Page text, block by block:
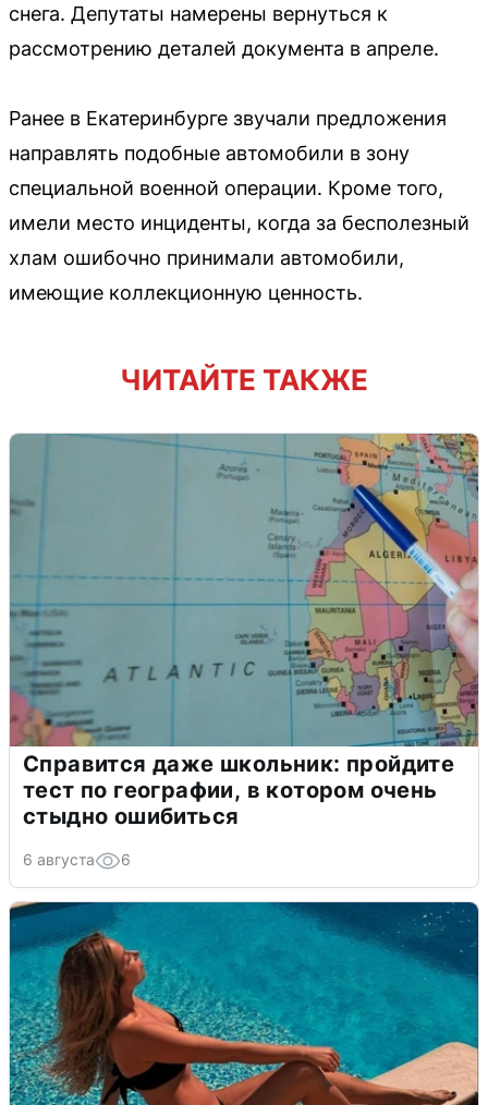
снега. Депутаты намерены вернуться к
рассмотрению деталей документа в апреле.
Ранее в Екатеринбурге звучали предложения
направлять подобные автомобили в зону
специальной военной операции. Кроме того,
имели место инциденты, когда за бесполезный
хлам ошибочно принимали автомобили,
имеющие коллекционную ценность.
ЧИТАЙТЕ ТАКЖЕ
Справится даже школьник: пройдите
тест по географии, в котором очень
стыдно ошибиться
6 августа 6